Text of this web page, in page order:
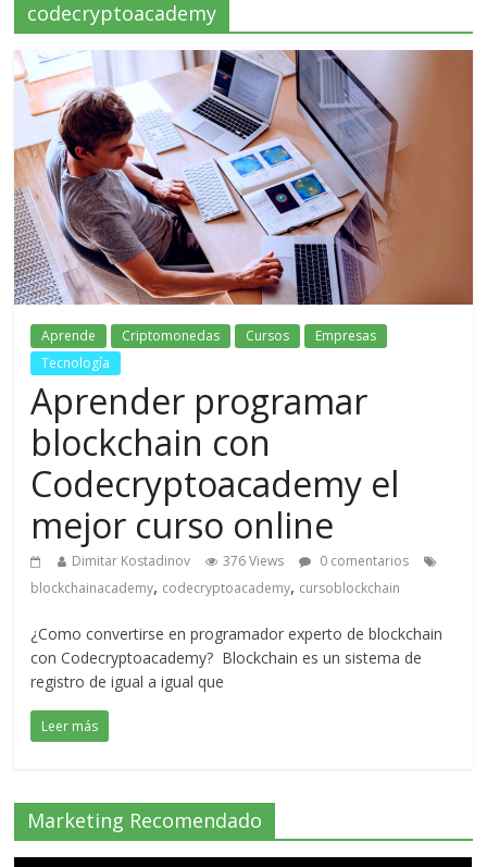
codecryptoacademy
Aprende Criptomonedas Cursos
Empresas
Tecnología
Aprender programar
blockchain con
Codecryptoacademy el
mejor curso online
Dimitar Kostadinov 376 Views
0 comentarios
blockchainacademy, codecryptoacademy, cursoblockchain
¿Como convertirse en programador experto de blockchain
con Codecryptoacademy? Blockchain es un sistema de
registro de igual a igual que
Leer más
Marketing Recomendado